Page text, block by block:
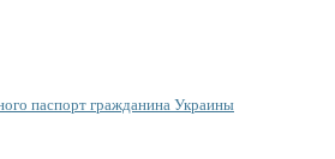
паспорт гражданина Украины